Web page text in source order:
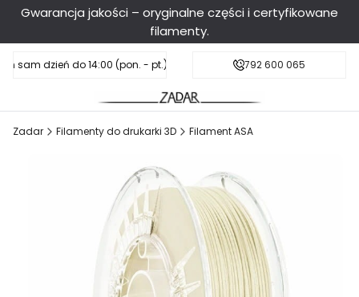
Gwarancja jakości – oryginalne części i certyfikowane
filamenty.
sam dzień do 14:00 (pon. - pt.), sobota do 11:00Darmowa dostawa od 199 zł
792 600 065
Zadar Filamenty do drukarki 3D Filament ASA